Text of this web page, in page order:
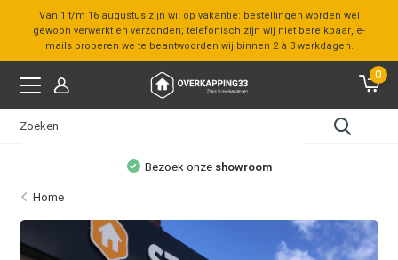
Van 1 t/m 16 augustus zijn wij op vakantie: bestellingen worden wel
gewoon verwerkt en verzonden; telefonisch zijn wij niet bereikbaar, e-
mails proberen we te beantwoorden wij binnen 2 à 3 werkdagen.
0
Bezoek onze showroom
Home